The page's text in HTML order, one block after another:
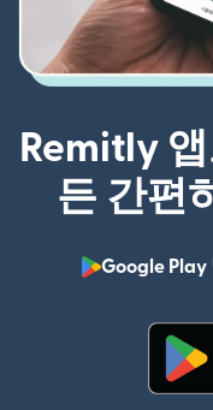
Remitly
든 간편
Google Play